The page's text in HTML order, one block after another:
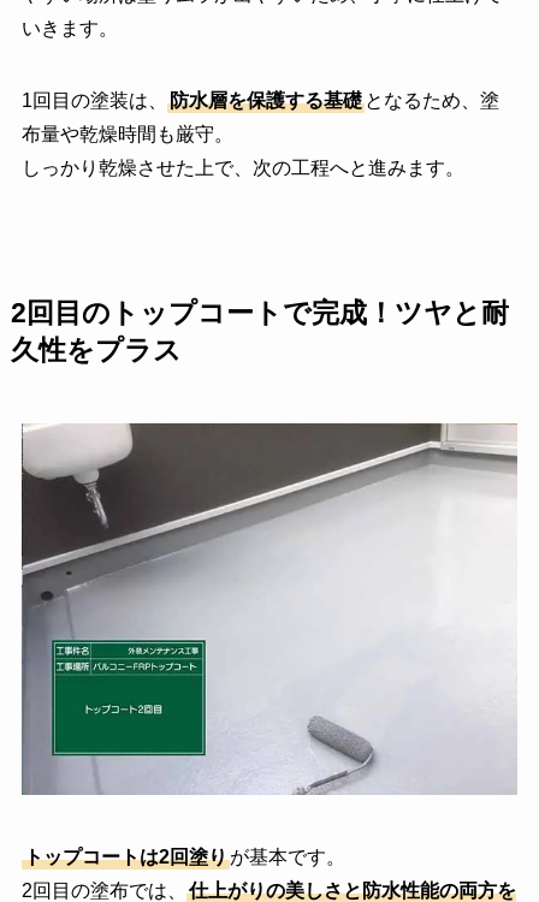
いきます。
1回目の塗装は、 防水層を保護する基礎となるため、塗
布量や乾燥時間も厳守。
しっかり乾燥させた上で、次の工程へと進みます。
2回目のトップコートで完成！ツヤと耐
久性をプラス
トップコートは2回塗りが基本です。
2回目の塗布では、
仕上がりの美しさと防水性能の両方を